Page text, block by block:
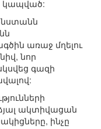
կապված:
առաջ մղելու
նոր
գազի
ակտիվացան
ինչը